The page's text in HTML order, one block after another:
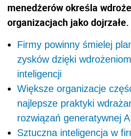
menedżerów określa
organizacjach jako dojrzałe.
Firmy powinny śmielej
zysków dzięki
inteligencji
Większe organizacje
najlepsze praktyki
rozwiązań generatywnej
Sztuczna inteligencja w